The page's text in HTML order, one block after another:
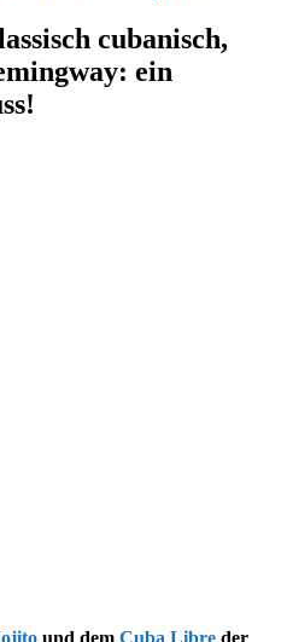
cubanisch,
ein